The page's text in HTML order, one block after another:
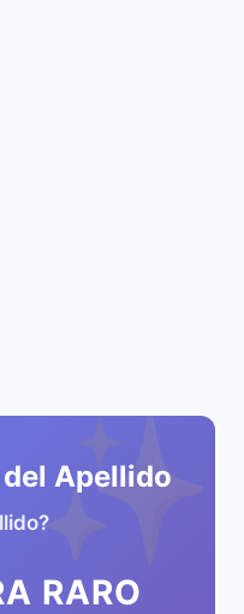
✨
Apellido
RARO